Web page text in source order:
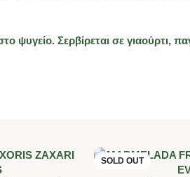
ψυγείο. Σερβίρεται σε γιαούρτι,
SOLD OUT